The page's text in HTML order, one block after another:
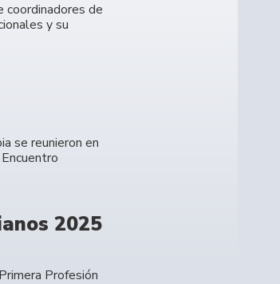
coordinadores de
y su
se reunieron en
2025
Profesión